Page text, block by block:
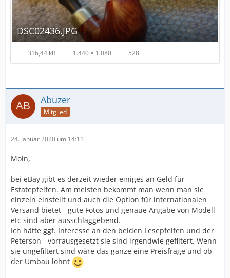
DSC02436.JPG
316,44 kB 1.440 × 1.080 528
Abuzer
Mitglied
24. Januar 2020 um 14:11
Moin,
bei eBay gibt es derzeit wieder einiges an Geld für
Estatepfeifen. Am meisten bekommt man wenn man sie
einzeln einstellt und auch die Option für internationalen
Versand bietet - gute Fotos und genaue Angabe von Modell
etc sind aber ausschlaggebend.
Ich hätte ggf. Interesse an den beiden Lesepfeifen und der
Peterson - vorrausgesetzt sie sind irgendwie gefiltert. Wenn
sie ungefiltert sind wäre das ganze eine Preisfrage und ob
der Umbau lohnt